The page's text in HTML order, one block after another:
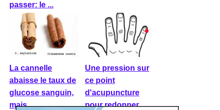
passer: le ...
La cannelle
abaisse le taux de
glucose sanguin,
mais ...
Une pression sur
ce point
d'acupuncture
pour redonner ...